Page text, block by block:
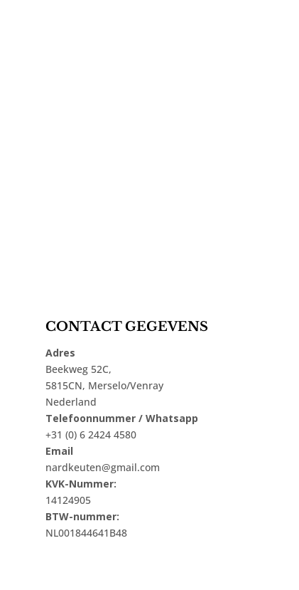
CONTACT GEGEVENS
Adres
Beekweg 52C,
5815CN, Merselo/Venray
Nederland
Telefoonnummer / Whatsapp
+31 (0) 6 2424 4580
Email
nardkeuten@gmail.com
KVK-Nummer:
14124905
BTW-nummer:
NL001844641B48